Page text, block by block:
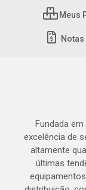
Meus
Fundada
excelência de
altamente
últimas